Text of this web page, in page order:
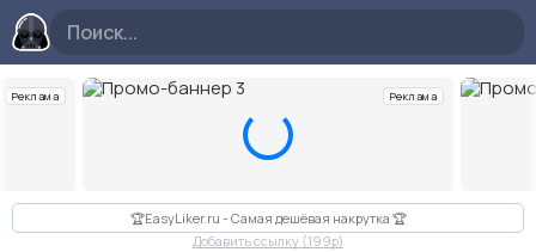
Реклама Реклама
Слайд 3 из 10
🏆EasyLiker.ru - Самая дешёвая накрутка 🏆
Добавить ссылку (199p)